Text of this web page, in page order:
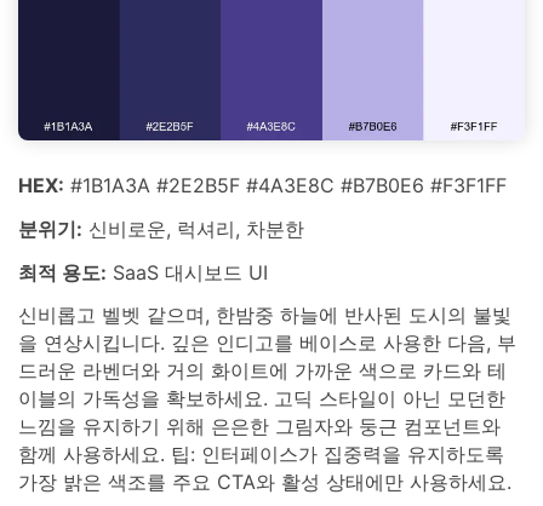
HEX: #1B1A3A #2E2B5F #4A3E8C #B7B0E6 #F3F1FF
분위기: 신비로운, 럭셔리, 차분한
최적 용도: SaaS 대시보드 UI
신비롭고 벨벳 같으며, 한밤중 하늘에 반사된 도시의 불빛
을 연상시킵니다. 깊은 인디고를 베이스로 사용한 다음, 부
드러운 라벤더와 거의 화이트에 가까운 색으로 카드와 테
이블의 가독성을 확보하세요. 고딕 스타일이 아닌 모던한
느낌을 유지하기 위해 은은한 그림자와 둥근 컴포넌트와
함께 사용하세요. 팁: 인터페이스가 집중력을 유지하도록
가장 밝은 색조를 주요 CTA와 활성 상태에만 사용하세요.